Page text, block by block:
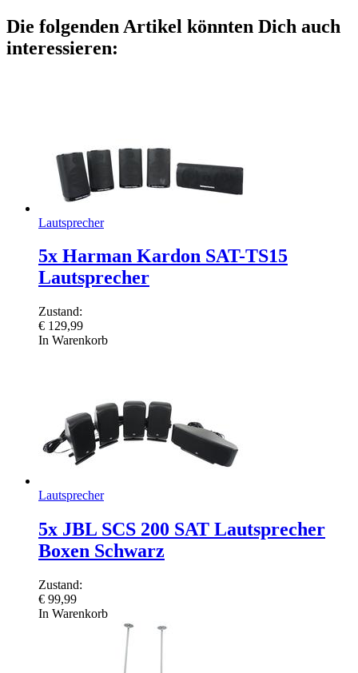
Die folgenden Artikel könnten Dich auch
interessieren:
Lautsprecher
5x Harman Kardon SAT-TS15
Lautsprecher
Zustand:
€ 129,99
In Warenkorb
Lautsprecher
5x JBL SCS 200 SAT Lautsprecher
Boxen Schwarz
Zustand:
€ 99,99
In Warenkorb